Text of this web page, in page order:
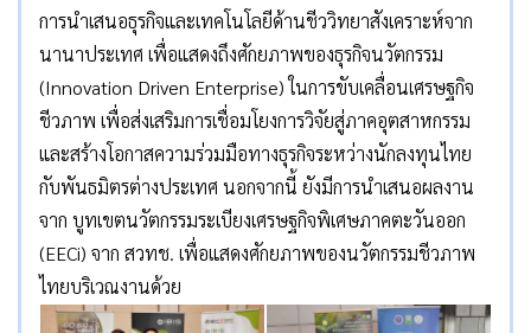
การนำเสนอธุรกิจและเทคโนโลยีด้านชีววิทยาสังเคราะห์จาก
นานาประเทศ เพื่อแสดงถึงศักยภาพของธุรกิจนวัตกรรม
(Innovation Driven Enterprise) ในการขับเคลื่อนเศรษฐกิจ
ชีวภาพ เพื่อส่งเสริมการเชื่อมโยงการวิจัยสู่ภาคอุตสาหกรรม
และสร้างโอกาสความร่วมมือทางธุรกิจระหว่างนักลงทุนไทย
กับพันธมิตรต่างประเทศ นอกจากนี้ ยังมีการนำเสนอผลงาน
จาก บูทเขตนวัตกรรมระเบียงเศรษฐกิจพิเศษภาคตะวันออก
(EECi) จาก สวทช. เพื่อแสดงศักยภาพของนวัตกรรมชีวภาพ
ไทยบริเวณงานด้วย